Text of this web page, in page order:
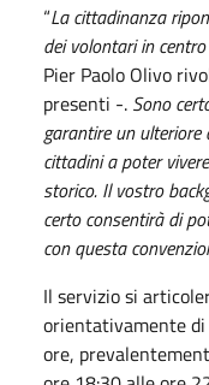
“La cittadinanza
dei volontari in
Pier Paolo Olivo
presenti -. Sono
garantire un ulteriore
cittadini a poter
storico. Il vostro
certo consentirà di
con questa
Il servizio si
orientativamente
ore,